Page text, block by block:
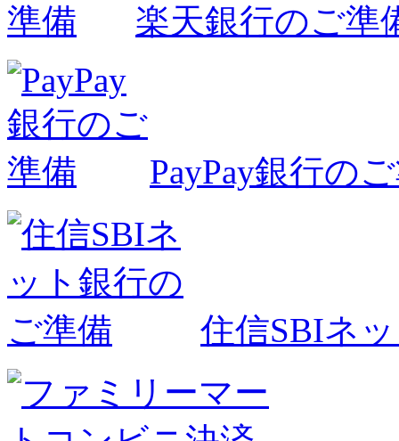
楽天銀行のご準
PayPay銀行の
住信SBIネ